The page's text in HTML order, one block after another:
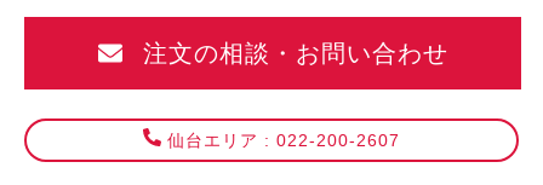
注文の相談・お問い合わせ
仙台エリア : 022-200-2607